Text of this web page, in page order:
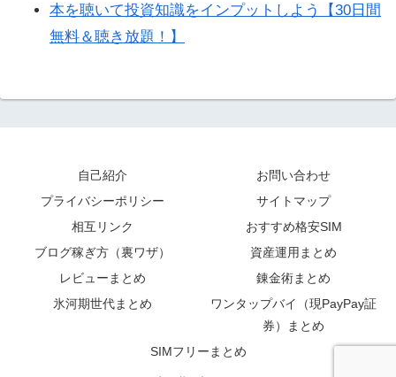
本を聴いて投資知識をインプットしよう【30日間
無料＆聴き放題！】
自己紹介
お問い合わせ
プライバシーポリシー
サイトマップ
相互リンク
おすすめ格安SIM
ブログ稼ぎ方（裏ワザ）
資産運用まとめ
レビューまとめ
錬金術まとめ
氷河期世代まとめ
ワンタップバイ（現PayPay証
券）まとめ
SIMフリーまとめ